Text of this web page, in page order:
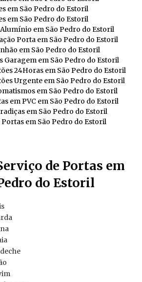
em São Pedro do Estoril
em São Pedro do Estoril
em São Pedro do Estoril
Porta em São Pedro do Estoril
em São Pedro do Estoril
Garagem em São Pedro do Estoril
24Horas em São Pedro do Estoril
Urgente em São Pedro do Estoril
em São Pedro do Estoril
em PVC em São Pedro do Estoril
em São Pedro do Estoril
Portas em São Pedro do Estoril
de Portas em
do Estoril